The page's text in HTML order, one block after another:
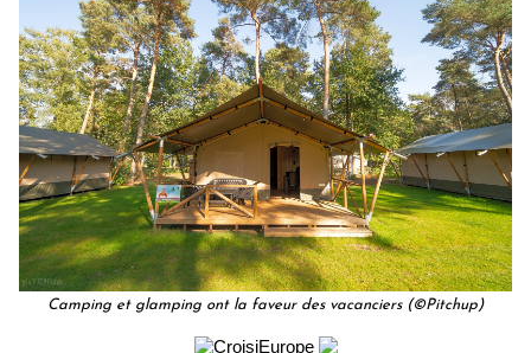
Camping et glamping ont la faveur des vacanciers (©Pitchup)